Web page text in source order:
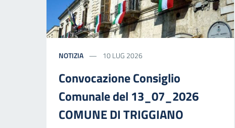
NOTIZIA 10 LUG 2026
Convocazione Consiglio
Comunale del 13_07_2026
COMUNE DI TRIGGIANO